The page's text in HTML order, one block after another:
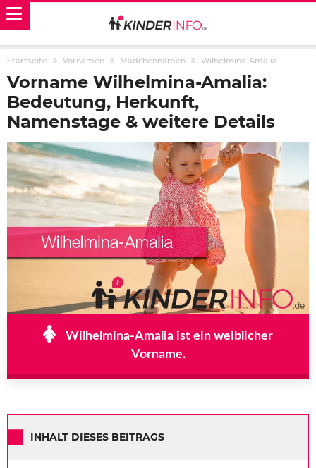
Startseite Vornamen Mädchennamen Wilhelmina-Amalia
Vorname Wilhelmina-Amalia:
Bedeutung, Herkunft,
Namenstage & weitere Details
Wilhelmina-Amalia ist ein weiblicher
Vorname.
INHALT DIESES BEITRAGS